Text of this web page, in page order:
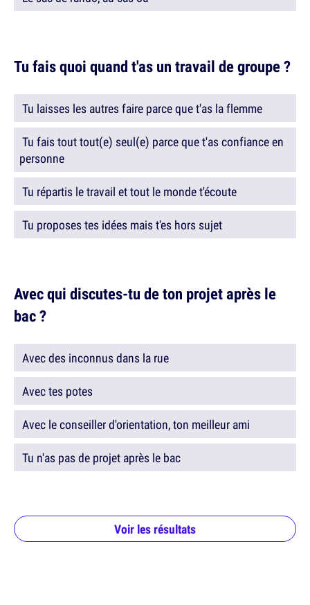
Tu fais quoi quand t'as un travail de groupe ?
Tu laisses les autres faire parce que t'as la flemme
Tu fais tout tout(e) seul(e) parce que t'as confiance en
personne
Tu répartis le travail et tout le monde t'écoute
Tu proposes tes idées mais t'es hors sujet
Avec qui discutes-tu de ton projet après le
bac ?
Avec des inconnus dans la rue
Avec tes potes
Avec le conseiller d'orientation, ton meilleur ami
Tu n'as pas de projet après le bac
Voir les résultats